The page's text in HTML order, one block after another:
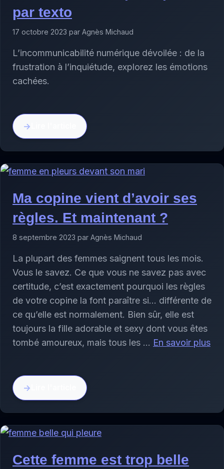
par texto
17 octobre 2023 par Agnès Michaud
L’incommunicabilité numérique dévoilée : de la
frustration à l’inquiétude, explorez les émotions
cachées.
Ma copine vient d’avoir ses
règles. Et maintenant ?
8 septembre 2023 par Agnès Michaud
La plupart des femmes saignent tous les mois.
Vous le savez. Ce que vous ne savez pas avec
certitude, c’est exactement pourquoi les règles
de votre copine la font paraître si… différente de
ce qu’elle est normalement. Bien sûr, elle est
toujours la fille adorable et sexy dont vous êtes
tombé amoureux, mais tous les … En savoir plus
Cette femme est trop belle